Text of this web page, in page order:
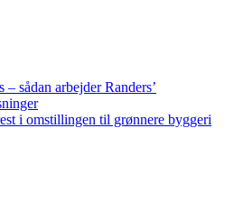
sådan arbejder Randers’
i omstillingen til grønnere byggeri